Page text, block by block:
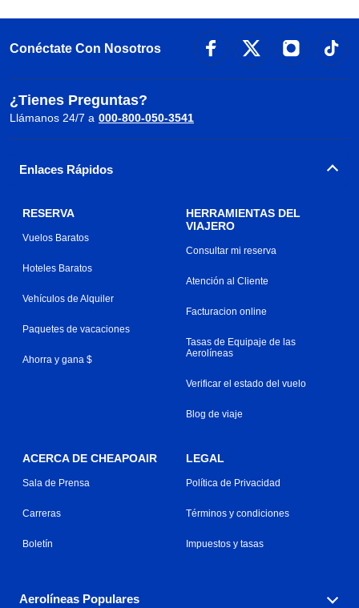
Conéctate Con Nosotros
¿Tienes Preguntas?
Llámanos 24/7 a 000-800-050-3541
Enlaces Rápidos
RESERVA
Vuelos Baratos
Hoteles Baratos
Vehículos de Alquiler
Paquetes de vacaciones
Ahorra y gana $
HERRAMIENTAS DEL
VIAJERO
Consultar mi reserva
Atención al Cliente
Facturacion online
Tasas de Equipaje de las
Aerolíneas
Verificar el estado del vuelo
Blog de viaje
ACERCA DE CHEAPOAIR
Sala de Prensa
Carreras
Boletín
LEGAL
Política de Privacidad
Términos y condiciones
Impuestos y tasas
Aerolíneas Populares